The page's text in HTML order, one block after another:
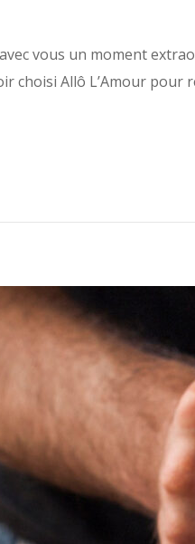
vous un moment
choisi Allô L’Amour